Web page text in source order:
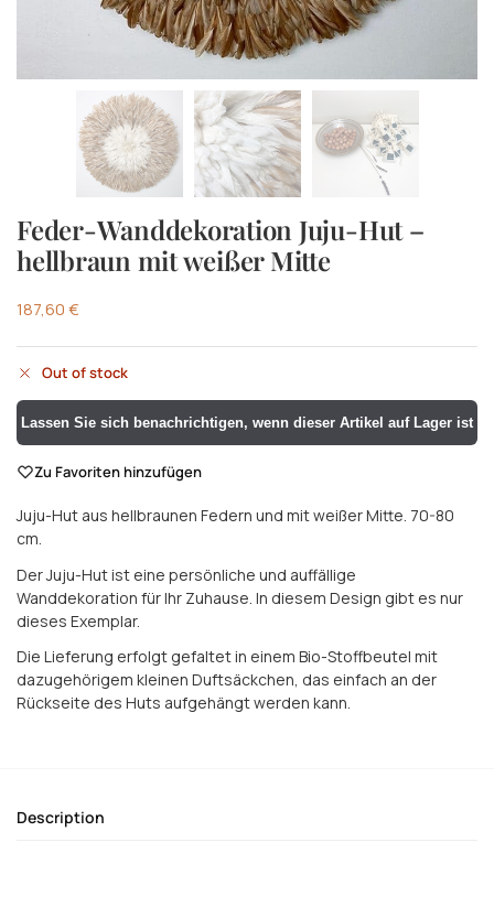
Feder-Wanddekoration Juju-Hut –
hellbraun mit weißer Mitte
187,60€
Out of stock
Lassen Sie sich benachrichtigen, wenn dieser Artikel auf Lager ist
Zu Favoriten hinzufügen
Juju-Hut aus hellbraunen Federn und mit weißer Mitte. 70-80
cm.
Der Juju-Hut ist eine persönliche und auffällige
Wanddekoration für Ihr Zuhause. In diesem Design gibt es nur
dieses Exemplar.
Die Lieferung erfolgt gefaltet in einem Bio-Stoffbeutel mit
dazugehörigem kleinen Duftsäckchen, das einfach an der
Rückseite des Huts aufgehängt werden kann.
Description